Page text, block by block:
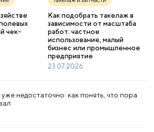
чек-
Как подобрать такелаж в
зависимости от масштаба
работ: частное
использование, малый
бизнес или промышленное
предприятие
23.07.2026
недостаточно: как понять, что пора